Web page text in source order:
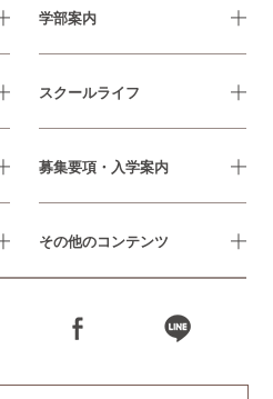
学部案内
スクールライフ
募集要項・入学案内
その他のコンテンツ